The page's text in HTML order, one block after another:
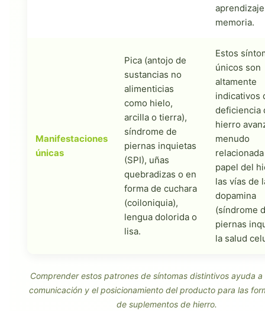
memoria.
Manifestaciones
únicas
Pica (antojo de
sustancias no
alimenticias
como hielo,
arcilla o tierra),
síndrome de
piernas inquietas
(SPI), uñas
quebradizas o en
forma de cuchara
(coiloniquia),
lengua dolorida o
lisa.
Estos
únicos son
altamente
indicativos
deficiencia
hierro
menudo
papel del
las vías de
dopamina
(síndrome
piernas
la salud
Comprender estos patrones de síntomas distintivos ayuda a
comunicación y el posicionamiento del producto para las
de suplementos de hierro.